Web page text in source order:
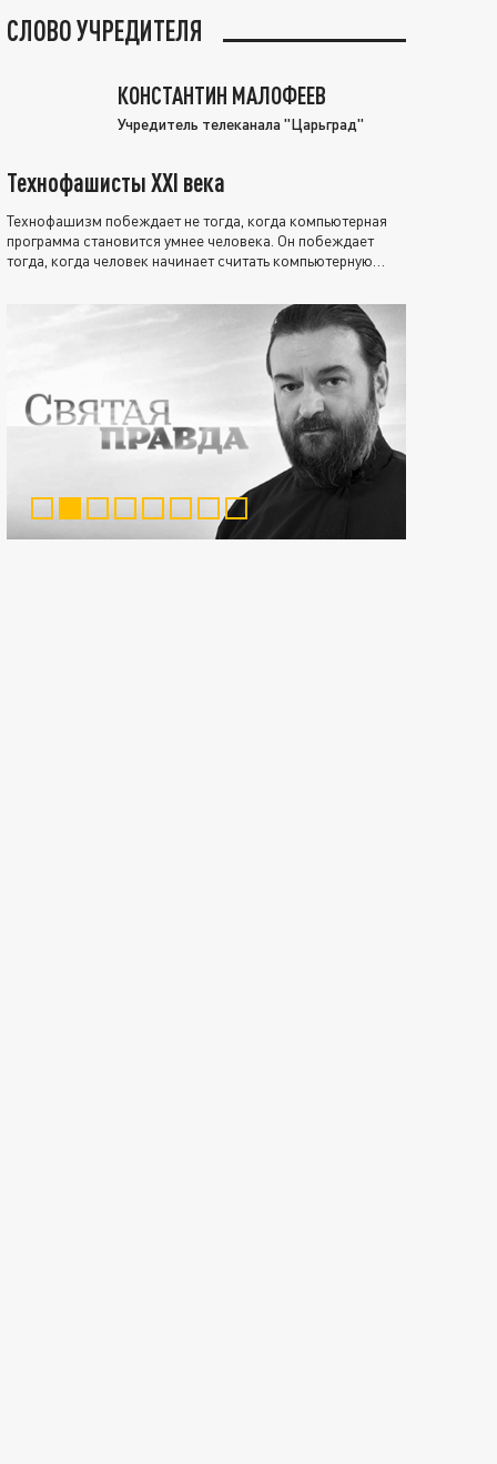
СЛОВО УЧРЕДИТЕЛЯ
КОНСТАНТИН МАЛОФЕЕВ
Учредитель телеканала "Царьград"
Технофашисты XXI века
Технофашизм побеждает не тогда, когда компьютерная
программа становится умнее человека. Он побеждает
тогда, когда человек начинает считать компьютерную